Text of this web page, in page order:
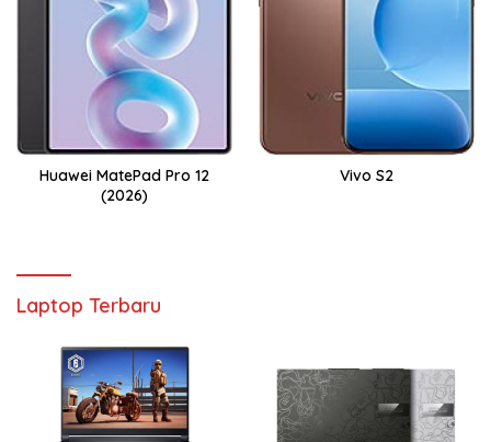
Huawei MatePad Pro 12
(2026)
Vivo S2
Laptop Terbaru